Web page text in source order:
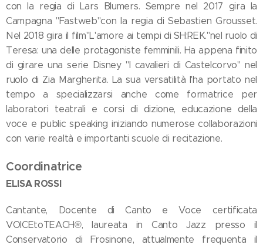
con la regia di Lars Blumers. Sempre nel 2017 gira la
Campagna "Fastweb"con la regia di Sebastien Grousset.
Nel 2018 gira il film"L'amore ai tempi di SH:REK."nel ruolo di
Teresa: una delle protagoniste femminili. Ha appena finito
di girare una serie Disney "I cavalieri di Castelcorvo" nel
ruolo di Zia Margherita. La sua versatilità l'ha portato nel
tempo a specializzarsi anche come formatrice per
laboratori teatrali e corsi di dizione, educazione della
voce e public speaking iniziando numerose collaborazioni
con varie realtà e importanti scuole di recitazione.
Coordinatrice
ELISA ROSSI
Cantante, Docente di Canto e Voce certificata
VOICEtoTEACH®, laureata in Canto Jazz presso il
Conservatorio di Frosinone, attualmente frequenta il